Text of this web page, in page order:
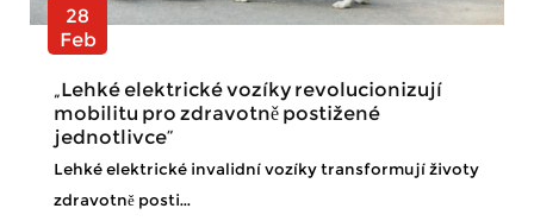
28
Feb
„Lehké elektrické vozíky revolucionizují
mobilitu pro zdravotně postižené
jednotlivce“
Lehké elektrické invalidní vozíky transformují životy
zdravotně posti...